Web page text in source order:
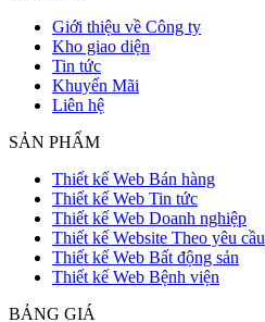
Giới thiệu về Công ty
Kho giao diện
Tin tức
Khuyến Mãi
Liên hệ
SẢN PHẨM
Thiết kế Web Bán hàng
Thiết kế Web Tin tức
Thiết kế Web Doanh nghiệp
Thiết kế Website Theo yêu cầu
Thiết kế Web Bất động sản
Thiết kế Web Bệnh viện
BẢNG GIÁ